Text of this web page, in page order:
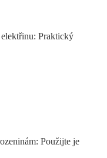
Praktický
Použijte je